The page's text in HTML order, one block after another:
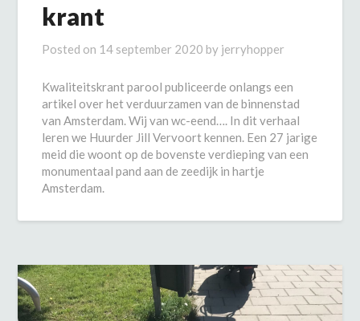
krant
Posted on 14 september 2020 by jerryhopper
Kwaliteitskrant parool publiceerde onlangs een
artikel over het verduurzamen van de binnenstad
van Amsterdam. Wij van wc-eend…. In dit verhaal
leren we Huurder Jill Vervoort kennen. Een 27 jarige
meid die woont op de bovenste verdieping van een
monumentaal pand aan de zeedijk in hartje
Amsterdam.